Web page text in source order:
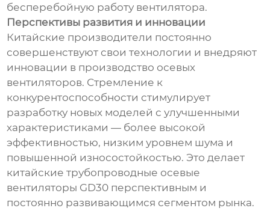
бесперебойную работу вентилятора.
Перспективы развития и инновации
Китайские производители постоянно
совершенствуют свои технологии и внедряют
инновации в производство осевых
вентиляторов. Стремление к
конкурентоспособности стимулирует
разработку новых моделей с улучшенными
характеристиками — более высокой
эффективностью, низким уровнем шума и
повышенной износостойкостью. Это делает
китайские трубопроводные осевые
вентиляторы GD30 перспективным и
постоянно развивающимся сегментом рынка.